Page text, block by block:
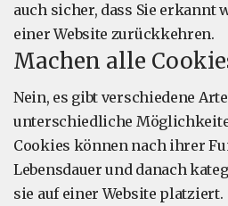
auch sicher, dass Sie erkannt
einer Website zurückkehren.
Machen alle
Nein, es gibt verschiedene
unterschiedliche
Cookies können nach ihrer
Lebensdauer und danach
sie auf einer Website platziert.